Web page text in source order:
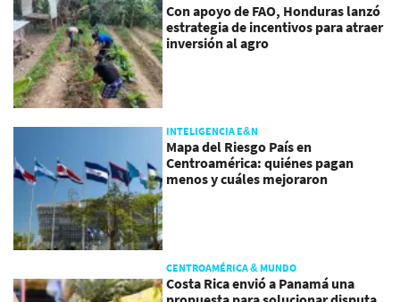
Con apoyo de FAO, Honduras lanzó
estrategia de incentivos para atraer
inversión al agro
INTELIGENCIA E&N
Mapa del Riesgo País en
Centroamérica: quiénes pagan
menos y cuáles mejoraron
CENTROAMÉRICA & MUNDO
Costa Rica envió a Panamá una